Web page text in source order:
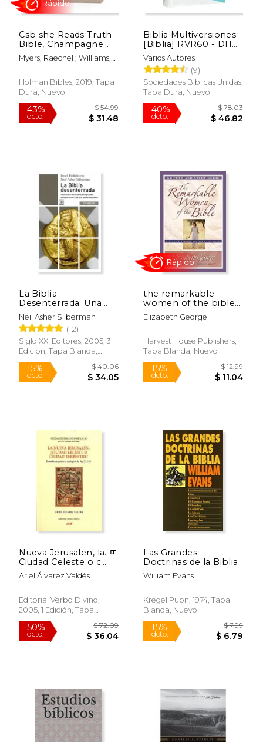
$ 26.83
12%
dcto. $
Csb she Reads Truth
Bible, Champagne
Gold Leathertouch:
Notetaking Space,
Plans, Easy-To-Read
Font (en Inglés)
Myers, Raechel ; Williams,
By Holman
Holman Bibles, 2019, Tapa
Dura, Nuevo
43%
dcto. $ 31.48
Rápido
Biblia Multiversiones
[Biblia] RVR60 - DHH
- TLA - RVC
Varios Autores
(9)
Sociedades Bíblicas Unidas,
Tapa Dura, Nuevo
40%
dcto. $
La Biblia
Desenterrada: Una
Nueva Visión
Arqueológica del
Antiguo Israel y de los
Orígenes de sus
Textos Sagrados
Neil Asher Silberman
(12)
Siglo XXI Editores, 2005, 3
Edición, Tapa Blanda,
Nuevo
15% $ 40.06
the remarkable
women of the bible
growth (en Inglés)
Elizabeth George
Harvest House Publishers,
Tapa Blanda, Nuevo
15%
Rápido
Nueva Jerusalen, la. ﾨ
Ciudad Celeste o c:
Estudio Exegético y
Teológico de ap 21,1-8
Española)
Ariel Álvarez Valdés
Editorial Verbo Divino,
2005, 1 Edición, Tapa
Blanda, Nuevo
Las Grandes
Doctrinas de la Biblia
William Evans
Kregel Pubn, 1974, Tapa
Blanda, Nuevo